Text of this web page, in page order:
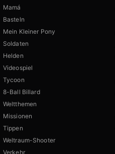
Mamá
Basteln
Mein Kleiner Pony
Soldaten
Helden
Videospiel
Tycoon
8-Ball Billard
Weltthemen
Missionen
Tippen
Weltraum-Shooter
Verkehr